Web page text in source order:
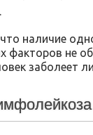
наличие
факторов не
заболеет